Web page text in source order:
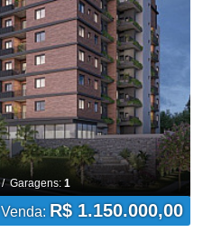
Garagens: 1
Venda: R$ 1.150.000,00